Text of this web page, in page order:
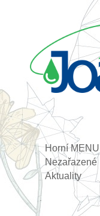
Horní MENU
Nezařazené
Aktuality